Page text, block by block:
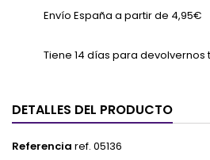
Envío España a partir de 4,95€
Tiene 14 días para devolvernos
DETALLES DEL PRODUCTO
Referencia ref. 05136